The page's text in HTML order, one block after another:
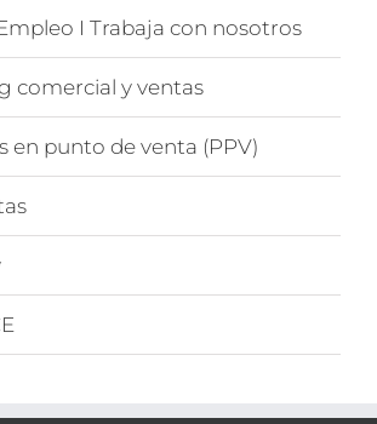
I Trabaja con nosotros
comercial y ventas
en punto de venta (PPV)